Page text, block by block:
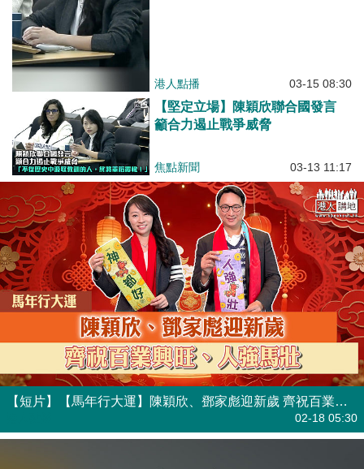
港人點播 03-15 08:30
【堅定立場】陳穎欣聯合國發言
籲合力遏止戰爭威脅
焦點新聞 03-13 11:17
【短片】【馬年行大運】陳穎欣、鄧家彪迎新歲 齊祝百業興旺、人強馬壯
02-18 05:30